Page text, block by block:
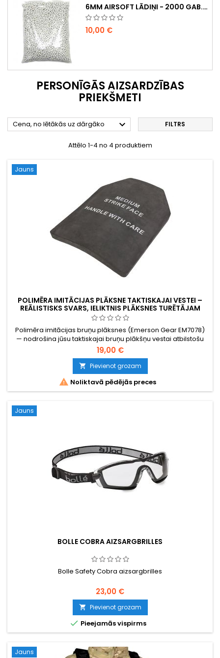
6MM AIRSOFT LĀDIŅI - 2000 GAB., 0,20G, AUGSTAS KVALITĀTES
10,00 €
PERSONĪGĀS AIZSARDZĪBAS
PRIEKŠMETI
Cena, no lētākās uz dārgāko  FILTRS
Attēlo 1-4 no 4 produktiem
Jauns
POLIMĒRA IMITĀCIJAS PLĀKSNE TAKTISKAJAI VESTEI –
REĀLISTISKS SVARS, IELIKTNIS PLĀKSNES TURĒTĀJAM
Polimēra imitācijas bruņu plāksnes (Emerson Gear EM7078)
— nodrošina jūsu taktiskajai bruņu plākšņu vestai atbilstošu
svaru, profilu un reālistisku izskatu airsoft spēlēm. 355 g par
plāksni, der standarta 25×30 cm bruņu plākšņu vestes
kabatām. Imitācijas plākšņu pāris priekšai un mugurai.
19,00 €
 Pievienot grozam
 Noliktavā pēdējās preces
Jauns
BOLLE COBRA AIZSARGBRILLES
Bolle Safety Cobra aizsargbrilles
23,00 €
 Pievienot grozam
 Pieejamās vispirms
Jauns